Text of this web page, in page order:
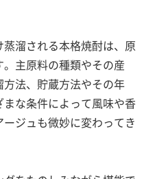
溜される本格焼酎は、原
主原料の種類やその産
法、貯蔵方法やその年
な条件によって風味や香
ジュも微妙に変わってき